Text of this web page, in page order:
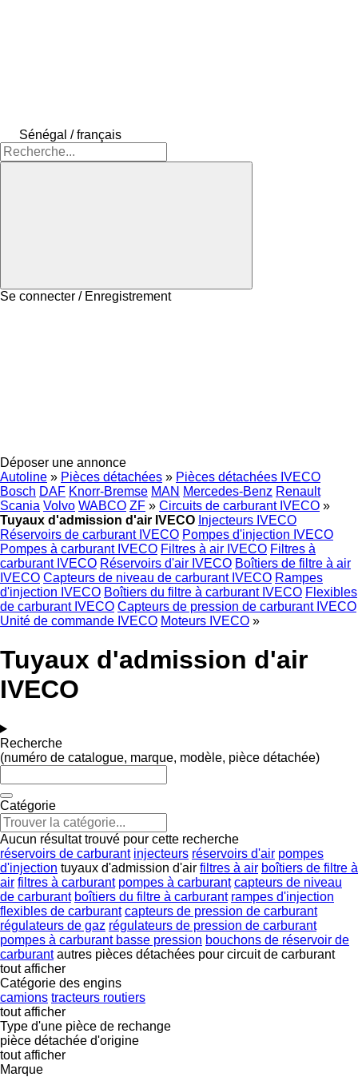
Sénégal / français
Se connecter / Enregistrement
Déposer une annonce
Autoline » Pièces détachées » Pièces détachées IVECO
Bosch DAF Knorr-Bremse MAN Mercedes-Benz Renault
Scania Volvo WABCO ZF » Circuits de carburant IVECO »
Tuyaux d'admission d'air IVECO Injecteurs IVECO
Réservoirs de carburant IVECO Pompes d'injection IVECO
Pompes à carburant IVECO Filtres à air IVECO Filtres à
carburant IVECO Réservoirs d'air IVECO Boîtiers de filtre à air
IVECO Capteurs de niveau de carburant IVECO Rampes
d'injection IVECO Boîtiers du filtre à carburant IVECO Flexibles
de carburant IVECO Capteurs de pression de carburant IVECO
Unité de commande IVECO Moteurs IVECO »
Tuyaux d'admission d'air
IVECO
Recherche
(numéro de catalogue, marque, modèle, pièce détachée)
Catégorie
Aucun résultat trouvé pour cette recherche
réservoirs de carburant injecteurs réservoirs d'air pompes
d'injection tuyaux d'admission d'air filtres à air boîtiers de filtre à
air filtres à carburant pompes à carburant capteurs de niveau
de carburant boîtiers du filtre à carburant rampes d'injection
flexibles de carburant capteurs de pression de carburant
régulateurs de gaz régulateurs de pression de carburant
pompes à carburant basse pression bouchons de réservoir de
carburant autres pièces détachées pour circuit de carburant
tout afficher
Catégorie des engins
camions tracteurs routiers
tout afficher
Type d'une pièce de rechange
pièce détachée d'origine
tout afficher
Marque